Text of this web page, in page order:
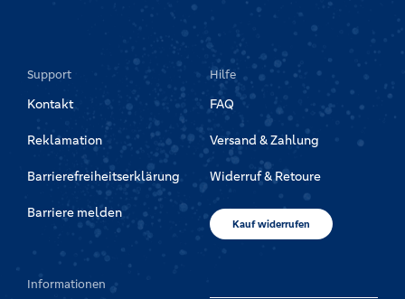
Support
Kontakt
Reklamation
Barrierefreiheitserklärung
Barriere melden
Hilfe
FAQ
Versand & Zahlung
Widerruf & Retoure
Kauf widerrufen
Informationen